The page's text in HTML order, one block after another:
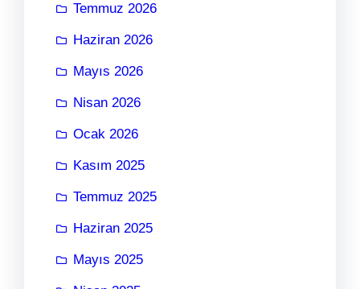
Temmuz 2026
Haziran 2026
Mayıs 2026
Nisan 2026
Ocak 2026
Kasım 2025
Temmuz 2025
Haziran 2025
Mayıs 2025